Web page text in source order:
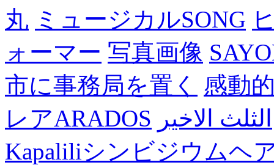
丸 ミュージカルSONG
ォーマー 写真画像
市に事務局を置く
感動
レアARADOS الثلث الاخير
Kapaliliシンビジウムヘ